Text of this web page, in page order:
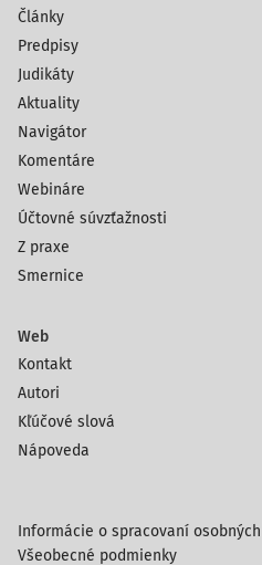
Články
Predpisy
Judikáty
Aktuality
Navigátor
Komentáre
Webináre
Účtovné súvzťažnosti
Z praxe
Smernice
Web
Kontakt
Autori
Kľúčové slová
Nápoveda
Informácie o spracovaní
Všeobecné podmienky